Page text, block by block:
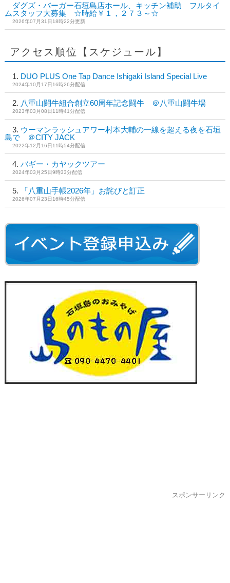
ダグズ・バーガー石垣島店ホール、キッチン補助 フルタイ
ムスタッフ大募集 ☆時給￥１，２７３～☆
2026年07月31日18時22分更新
アクセス順位【スケジュール】
DUO PLUS One Tap Dance Ishigaki Island Special Live
2024年10月17日16時26分配信
八重山闘牛組合創立60周年記念闘牛 ＠八重山闘牛場
2023年03月08日11時41分配信
ウーマンラッシュアワー村本大輔の一線を超える夜を石垣
島で ＠CITY JACK
2022年12月16日11時54分配信
バギー・カヤックツアー
2024年03月25日9時33分配信
「八重山手帳2026年」お詫びと訂正
2026年07月23日16時45分配信
スポンサーリンク